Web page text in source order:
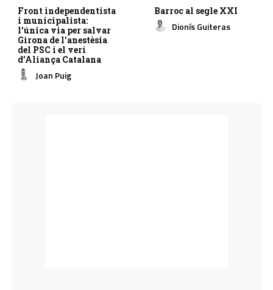
Front independentista
i municipalista:
l’única via per salvar
Girona de l’anestèsia
del PSC i el verí
d’Aliança Catalana
Joan Puig
Barroc al segle XXI
Dionís Guiteras